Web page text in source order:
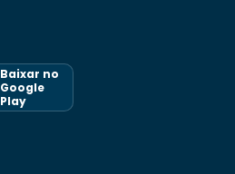
Baixar no
Google
Play